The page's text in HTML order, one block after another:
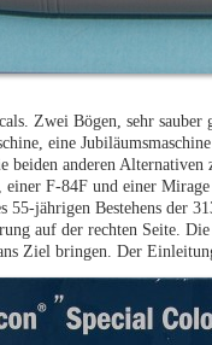
Zwei Bögen, sehr
eine
beiden anderen
F-84F und einer
55-jährigen Bestehens der
auf der rechten Seite.
Ziel bringen. Der